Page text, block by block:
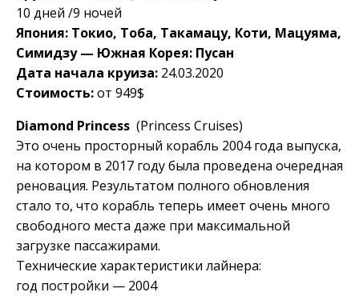
10 дней /9 ночей
Япония: Токио, Тоба, Такамацу, Коти, Мацуяма,
Симидзу — Южная Корея: Пусан
Дата начала круиза: 24.03.2020
Стоимость:от 949$
Diamond Princess (Princess Cruises)
Это очень просторный корабль 2004 года выпуска,
на котором в 2017 году была проведена очередная
реновация. Результатом полного обновления
стало то, что корабль теперь имеет очень много
свободного места даже при максимальной
загрузке пассажирами.
Технические характеристики лайнера:
год постройки — 2004